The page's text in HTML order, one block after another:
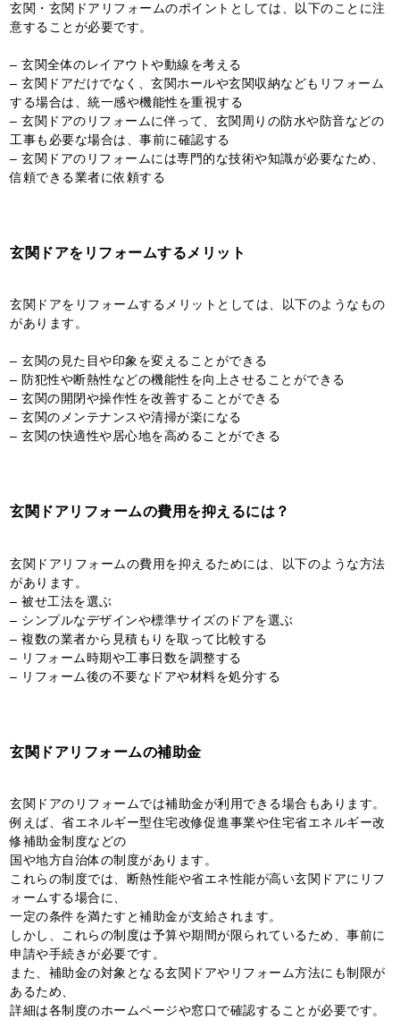
玄関・玄関ドアリフォームのポイントとしては、以下のことに注
意することが必要です。
– 玄関全体のレイアウトや動線を考える
– 玄関ドアだけでなく、玄関ホールや玄関収納などもリフォーム
する場合は、統一感や機能性を重視する
– 玄関ドアのリフォームに伴って、玄関周りの防水や防音などの
工事も必要な場合は、事前に確認する
– 玄関ドアのリフォームには専門的な技術や知識が必要なため、
信頼できる業者に依頼する
玄関ドアをリフォームするメリット
玄関ドアをリフォームするメリットとしては、以下のようなもの
があります。
– 玄関の見た目や印象を変えることができる
– 防犯性や断熱性などの機能性を向上させることができる
– 玄関の開閉や操作性を改善することができる
– 玄関のメンテナンスや清掃が楽になる
– 玄関の快適性や居心地を高めることができる
玄関ドアリフォームの費用を抑えるには？
玄関ドアリフォームの費用を抑えるためには、以下のような方法
があります。
– 被せ工法を選ぶ
– シンプルなデザインや標準サイズのドアを選ぶ
– 複数の業者から見積もりを取って比較する
– リフォーム時期や工事日数を調整する
– リフォーム後の不要なドアや材料を処分する
玄関ドアリフォームの補助金
玄関ドアのリフォームでは補助金が利用できる場合もあります。
例えば、省エネルギー型住宅改修促進事業や住宅省エネルギー改
修補助金制度などの
国や地方自治体の制度があります。
これらの制度では、断熱性能や省エネ性能が高い玄関ドアにリフ
ォームする場合に、
一定の条件を満たすと補助金が支給されます。
しかし、これらの制度は予算や期間が限られているため、事前に
申請や手続きが必要です。
また、補助金の対象となる玄関ドアやリフォーム方法にも制限が
あるため、
詳細は各制度のホームページや窓口で確認することが必要です。